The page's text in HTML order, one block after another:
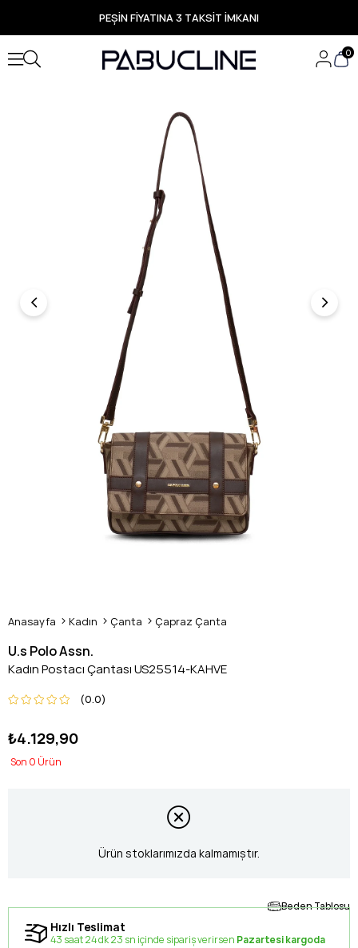
PEŞİN FİYATINA 3 TAKSİT İMKANI
TÜM ÜRÜNLERDE ÜCRETSİZ KARGO
Yeni Sezon Ürünlerde Özel Fırsatlar
Seçili Ürünlerde Hızlı Teslimat
0
Anasayfa Kadın Çanta Çapraz Çanta
U.s Polo Assn.
Kadın Postacı Çantası US25514-KAHVE
0.0
₺4.129,90
0
Ürün stoklarımızda kalmamıştır.
Beden Tablosu
Hızlı Teslimat
43 saat 24 dk 22 sn içinde sipariş verirsen Pazartesi kargoda